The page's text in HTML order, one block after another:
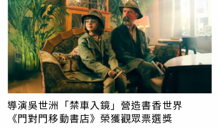
導演吳世洲「禁車入鏡」營造書香世界
《門對門移動書店》榮獲觀眾票選獎